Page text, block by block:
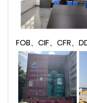
FOB、CIF、CFR、